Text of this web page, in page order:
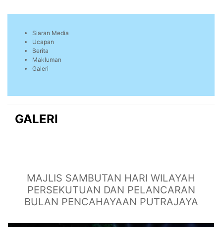
Siaran Media
Ucapan
Berita
Makluman
Galeri
GALERI
MAJLIS SAMBUTAN HARI WILAYAH
PERSEKUTUAN DAN PELANCARAN
BULAN PENCAHAYAAN PUTRAJAYA